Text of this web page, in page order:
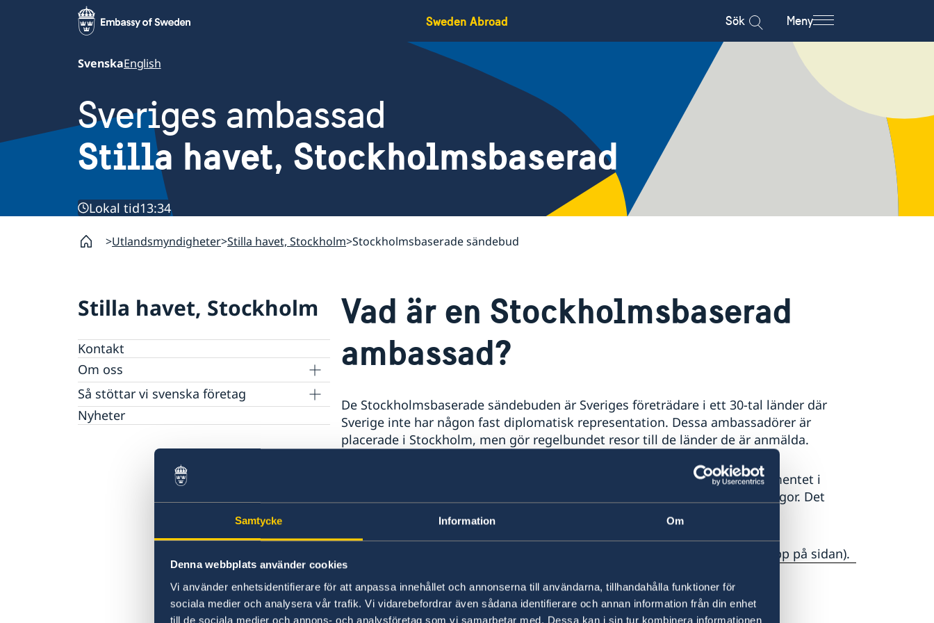
Samtycke Information Om
Denna webbplats använder cookies
Vi använder enhetsidentifierare för att anpassa innehållet och annonserna till användarna, tillhandahålla funktioner för
sociala medier och analysera vår trafik. Vi vidarebefordrar även sådana identifierare och annan information från din enhet
till de sociala medier och annons- och analysföretag som vi samarbetar med. Dessa kan i sin tur kombinera informationen
Sweden Abroad Sök Meny
SvenskaEnglish
Sveriges ambassad
Stilla havet, Stockholmsbaserad
Lokal tid13:34
Utlandsmyndigheter Stilla havet, Stockholm Stockholmsbaserade sändebud
Stilla havet, Stockholm
Kontakt
Om oss
Dataskyddspolicy
Så stöttar vi svenska företag
Vi är en resurs för svenska företag
Team Sweden
Så kan du få stöd
Anmäl handelshinder
Nyheter
Vad är en Stockholmsbaserad
ambassad?
De Stockholmsbaserade sändebuden är Sveriges företrädare i ett 30-tal länder där
Sverige inte har någon fast diplomatisk representation. Dessa ambassadörer är
placerade i Stockholm, men gör regelbundet resor till de länder de är anmälda.
Kansliet för stöd till mindre utlandsmyndigheter (KSU) på Utrikesdepartementet i
Stockholm stödjer med beredning av ärenden och handläggning av sakfrågor. Det
finns honorärkonsulat i berörda länder.
Du hittar mer information om detta på sidan "Om oss" (se knapp högre upp på sidan).
Senast uppdaterad 17 juli 2025, 10.45